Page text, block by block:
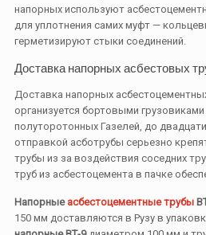
напорных используют
для уплотнения самих муфт —
герметизируют стыки соединений.
Доставка напорных асбестовых
Доставка напорных
организуется бортовыми
полуторотонных Газелей, до
отправкой асботрубы серьезно
трубы из за воздействия соседних
труб из асбестоцемента в пачке
Напорные асбестоцементные трубы
150 мм доставляются в Рузу в